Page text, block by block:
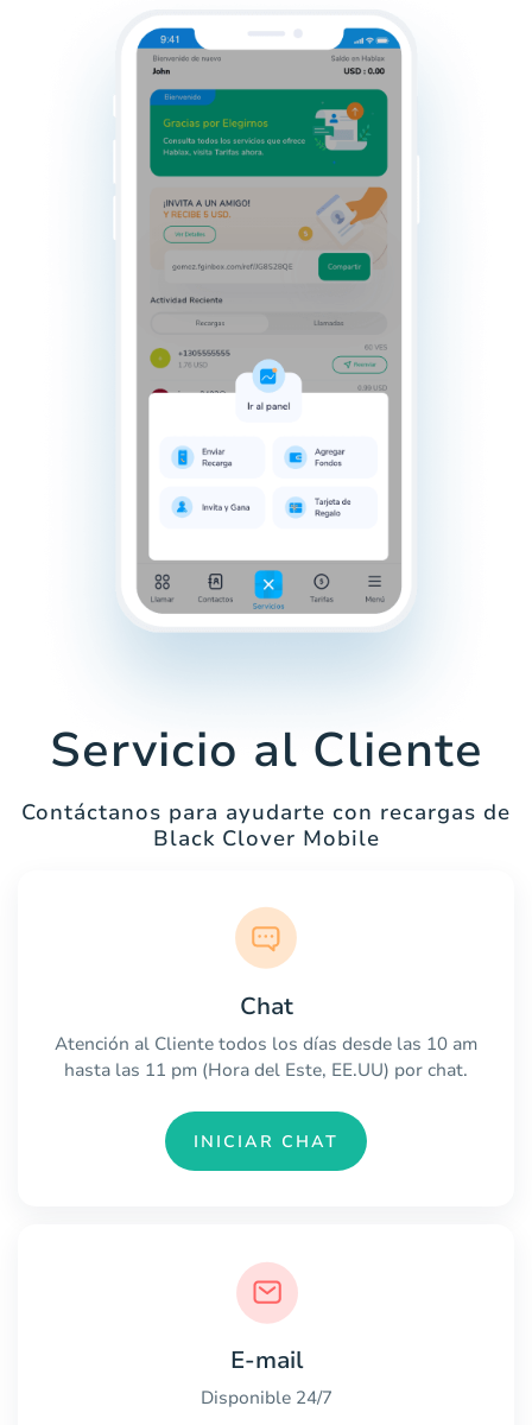
Servicio al Cliente
Contáctanos para ayudarte con recargas de
Black Clover Mobile
Chat
Atención al Cliente todos los días desde las 10 am
hasta las 11 pm (Hora del Este, EE.UU) por chat.
INICIAR CHAT
E-mail
Disponible 24/7